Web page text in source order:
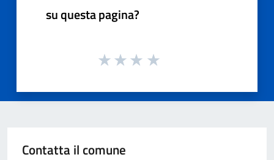
su questa pagina?
Contatta il comune